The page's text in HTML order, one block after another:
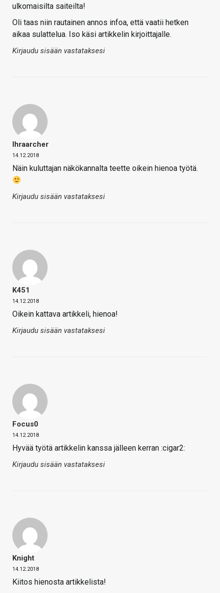
ulkomaisilta saiteilta!
Oli taas niin rautainen annos infoa, että vaatii hetken
aikaa sulattelua. Iso käsi artikkelin kirjoittajalle.
Kirjaudu sisään vastataksesi
Ihraarcher
14.12.2018
Näin kuluttajan näkökannalta teette oikein hienoa työtä.
Kirjaudu sisään vastataksesi
K451
14.12.2018
Oikein kattava artikkeli, hienoa!
Kirjaudu sisään vastataksesi
Focus0
14.12.2018
Hyvää työtä artikkelin kanssa jälleen kerran :cigar2:
Kirjaudu sisään vastataksesi
Knight
14.12.2018
Kiitos hienosta artikkelista!